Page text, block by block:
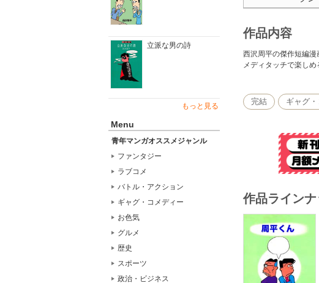
立派な男の詩
もっと見る
Menu
青年マンガオススメジャンル
ファンタジー
ラブコメ
バトル・アクション
ギャグ・コメディー
お色気
グルメ
歴史
スポーツ
政治・ビジネス
作品内容
西沢周平の傑作短編漫
メディタッチで楽し
完結 ギャグ
作品ライン